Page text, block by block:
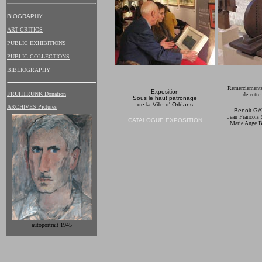
BIOGRAPHY
ART CRITICS
PUBLIC EXHIBITIONS
PUBLIC COLLECTIONS
BIBLIOGRAPHY
FRUHTRUNK Donation
ARCHIVES Pictures
autoportrait 1945
Exposition
Sous le haut patronage
de la Ville d' Orléans
CATALOGUE EXPOSITION
de
Benoit
Jean Francois
Marie Ange